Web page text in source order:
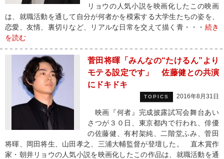
リョウの人気小説を映画化したこの映画
は、就職活動を通して自分が何者かを模索する大学生たちの姿を、
恋愛、友情、裏切りなど、リアルな日常を交えて描く青・・・ 続き
を読む
菅田将暉「みんなの“たけるん”より
モテる設定です」 佐藤健との共演
にドキドキ
TOPICS 2016年8月31日
映画『何者』完成披露試写会舞台あい
さつが３０日、東京都内で行われ、俳優
の佐藤健、有村架純、二階堂ふみ、菅田
将暉、岡田将生、山田孝之、三浦大輔監督が登壇した。 直木賞作
家・朝井リョウの人気小説を映画化したこの作品は、就職活動を通